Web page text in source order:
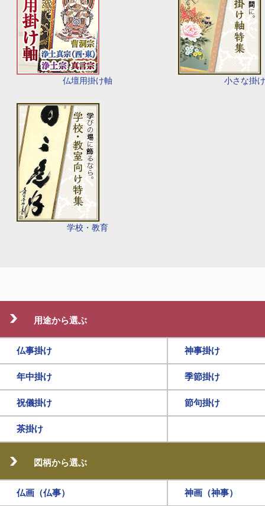
仏壇用掛け軸 小さな掛
学校・教育
用途から選ぶ
仏事掛け 神事掛け
年中掛け 季節掛け
祝儀掛け 節句掛け
茶掛け
図柄から選ぶ
仏画（仏事） 神画（神事）